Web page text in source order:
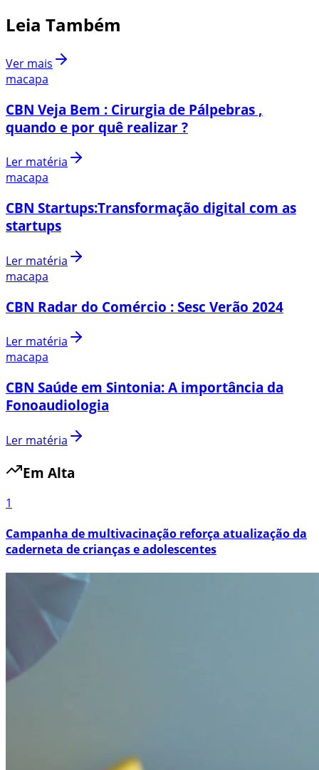
Leia Também
Ver mais
macapa
CBN Veja Bem : Cirurgia de Pálpebras ,
quando e por quê realizar ?
Ler matéria
macapa
CBN Startups:Transformação digital com as
startups
Ler matéria
macapa
CBN Radar do Comércio : Sesc Verão 2024
Ler matéria
macapa
CBN Saúde em Sintonia: A importância da
Fonoaudiologia
Ler matéria
Em Alta
1
Campanha de multivacinação reforça atualização da
caderneta de crianças e adolescentes